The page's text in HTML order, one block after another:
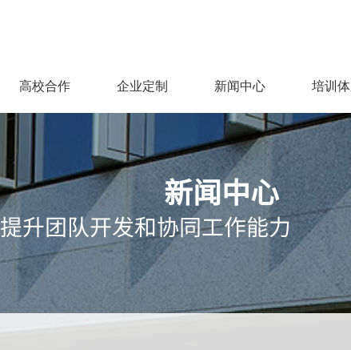
新闻中心
提升团队开发和协同工作能
高校合作 企业定制 新闻中心 培训